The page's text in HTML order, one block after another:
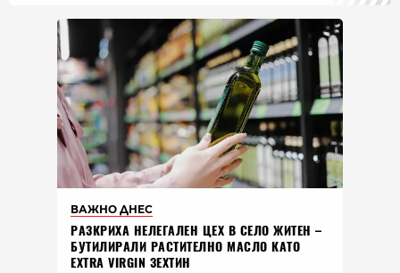
ВАЖНО ДНЕС
РАЗКРИХА НЕЛЕГАЛЕН ЦЕХ В СЕЛО ЖИТЕН –
БУТИЛИРАЛИ РАСТИТЕЛНО МАСЛО КАТО
EXTRA VIRGIN ЗЕХТИН